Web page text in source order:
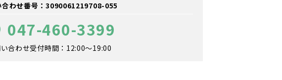
合わせ番号：3090061219708-055
047-460-3399
合わせ受付時間：12:00～19:00